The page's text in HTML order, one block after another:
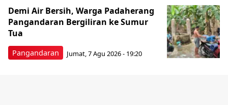
Pangandaran
Demi Air Bersih, Warga Padaherang
Pangandaran Bergiliran ke Sumur
Tua
Jumat, 7 Agu 2026 - 19:20